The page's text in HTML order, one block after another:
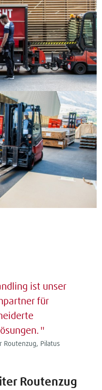
ist unser
für
Routenzug, Pilatus
Routenzug